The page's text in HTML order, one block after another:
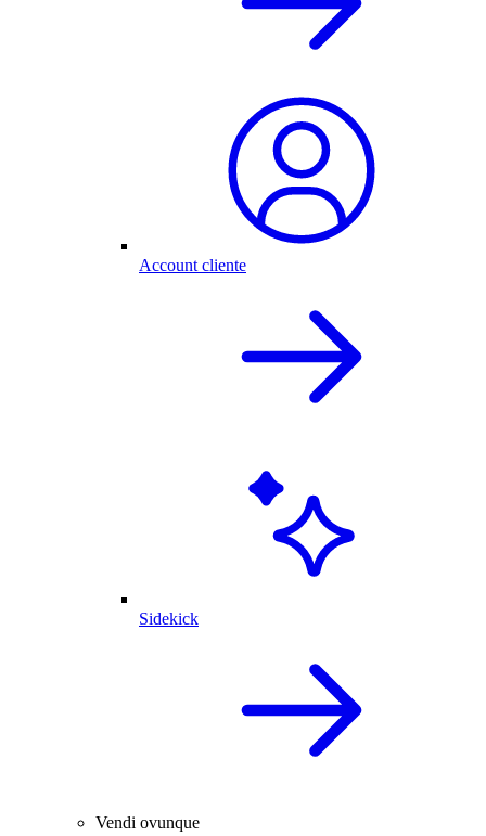
Account cliente
Sidekick
Vendi ovunque